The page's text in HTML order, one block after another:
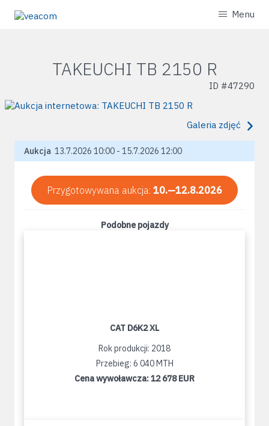
Menu
TAKEUCHI TB 2150 R
ID #47290
Galeria zdjęć
Aukcja 13.7.2026 10:00 - 15.7.2026 12:00
Przygotowywana aukcja: 10.—12.8.2026
Podobne pojazdy
CAT D6K2 XL
Rok produkcji: 2018
Przebieg: 6 040 MTH
Cena wywoławcza:12 678 EUR